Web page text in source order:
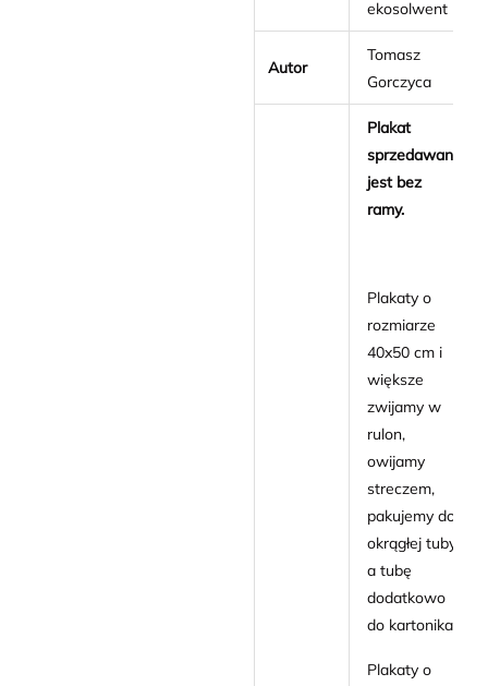
ekosolwent
Autor
Tomasz
Gorczyca
Plakat
sprzedawany
jest bez
ramy.
Plakaty o
rozmiarze
40x50 cm i
większe
zwijamy w
rulon,
owijamy
streczem,
pakujemy do
okrągłej tuby
a tubę
dodatkowo
do kartonika.
Plakaty o